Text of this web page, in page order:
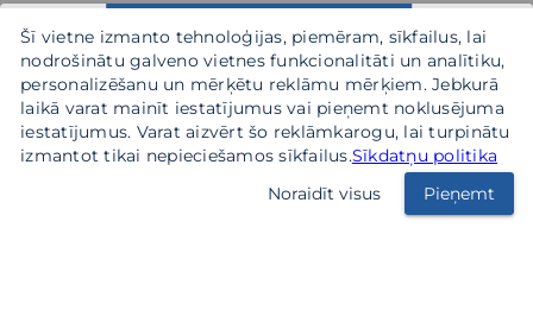
Šī vietne izmanto tehnoloģijas, piemēram, sīkfailus, lai
nodrošinātu galveno vietnes funkcionalitāti un analītiku,
personalizēšanu un mērķētu reklāmu mērķiem. Jebkurā
laikā varat mainīt iestatījumus vai pieņemt noklusējuma
iestatījumus. Varat aizvērt šo reklāmkarogu, lai turpinātu
izmantot tikai nepieciešamos sīkfailus.Sīkdatņu politika
Noraidīt visus
Pieņemt